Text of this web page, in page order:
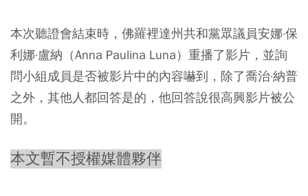
本次聽證會結束時，佛羅裡達州共和黨眾議員安娜·保
利娜·盧納（Anna Paulina Luna）重播了影片，並詢
問小組成員是否被影片中的內容嚇到，除了喬治·納普
之外，其他人都回答是的，他回答說很高興影片被公
開。
本文暫不授權媒體夥伴